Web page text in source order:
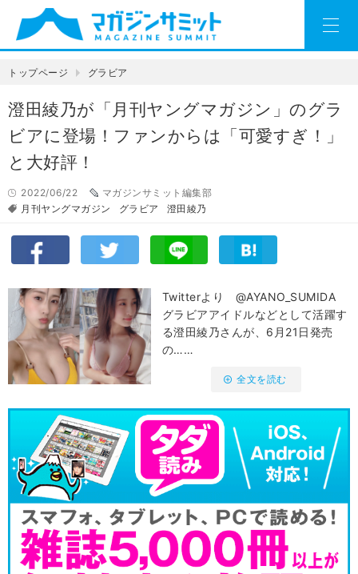
トップページ グラビア
澄田綾乃が「月刊ヤングマガジン」のグラ
ビアに登場！ファンからは「可愛すぎ！」
と大好評！
2022/06/22
マガジンサミット編集部
月刊ヤングマガジン
グラビア 澄田綾乃
Twitterより @AYANO_SUMIDA
グラビアアイドルなどとして活躍す
る澄田綾乃さんが、6月21日発売
の……
全文を読む